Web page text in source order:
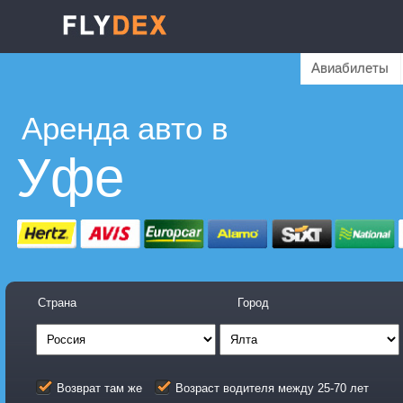
Авиабилеты
Аренда авто в
Уфе
Страна Город
Возврат там же Возраст водителя между 25-70 лет